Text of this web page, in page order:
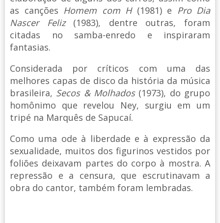
as canções Homem com H(1981) e Pro Dia
Nascer Feliz(1983), dentre outras, foram
citadas no samba-enredo e inspiraram
fantasias.
Considerada por críticos com uma das
melhores capas de disco da história da música
brasileira, Secos & Molhados(1973), do grupo
homônimo que revelou Ney, surgiu em um
tripé na Marquês de Sapucaí.
Como uma ode à liberdade e à expressão da
sexualidade, muitos dos figurinos vestidos por
foliões deixavam partes do corpo à mostra. A
repressão e a censura, que escrutinavam a
obra do cantor, também foram lembradas.